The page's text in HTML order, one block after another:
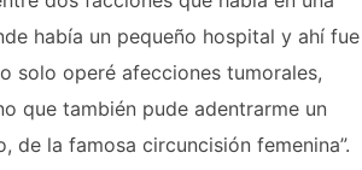
había un pequeño hospital y ahí fue
solo operé afecciones tumorales,
que también pude adentrarme un
la famosa circuncisión femenina”.